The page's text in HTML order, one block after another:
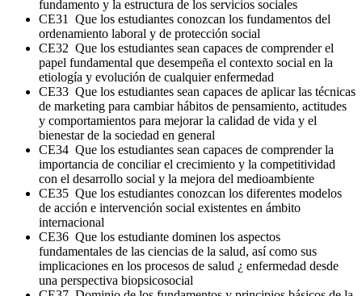
fundamento y la estructura de los servicios sociales
CE31 Que los estudiantes conozcan los fundamentos del
ordenamiento laboral y de protección social
CE32 Que los estudiantes sean capaces de comprender el
papel fundamental que desempeña el contexto social en la
etiología y evolución de cualquier enfermedad
CE33 Que los estudiantes sean capaces de aplicar las técnicas
de marketing para cambiar hábitos de pensamiento, actitudes
y comportamientos para mejorar la calidad de vida y el
bienestar de la sociedad en general
CE34 Que los estudiantes sean capaces de comprender la
importancia de conciliar el crecimiento y la competitividad
con el desarrollo social y la mejora del medioambiente
CE35 Que los estudiantes conozcan los diferentes modelos
de acción e intervención social existentes en ámbito
internacional
CE36 Que los estudiante dominen los aspectos
fundamentales de las ciencias de la salud, así como sus
implicaciones en los procesos de salud ¿ enfermedad desde
una perspectiva biopsicosocial